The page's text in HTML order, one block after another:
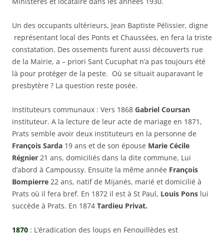
Un des occupants ultérieurs, Jean Baptiste Pélissier, digne
représentant local des Ponts et Chaussées, en fera la triste
constatation. Des ossements furent aussi découverts rue
de la Mairie, a – priori Sant Cucuphat n’a pas toujours été
là pour protéger de la peste. Où se situait auparavant le
presbytère ? La question reste posée.
Instituteurs communaux : Vers 1868 Gabriel Coursan
instituteur. A la lecture de leur acte de mariage en 1871,
Prats semble avoir deux instituteurs en la personne de
François Sarda 19 ans et de son épouse Marie Cécile
Régnier 21 ans, domiciliés dans la dite commune, Lui
d’abord à Campoussy. Ensuite la même année François
Bompierre 22 ans, natif de Mijanés, marié et domicilié à
Prats où il fera bref. En 1872 il est à St Paul, Louis Pons lui
succède à Prats. En 1874 Tardieu Privat.
1870 : L’éradication des loups en Fenouillèdes est